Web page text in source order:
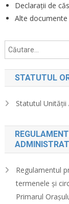
Declarații de
Alte
STATUTUL
Statutul
Regulamentul
termenele și
Primarul